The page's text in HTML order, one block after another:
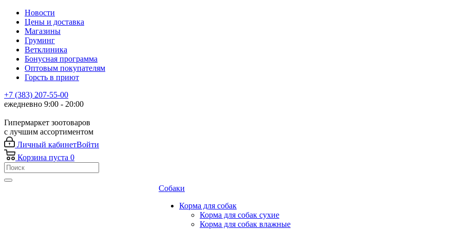
Новости
Цены и доставка
Магазины
Груминг
Ветклиника
Бонусная программа
Оптовым покупателям
Горсть в приют
+7 (383) 207-55-00
ежедневно 9:00 - 20:00
Гипермаркет зоотоваров
с лучшим ассортиментом
Личный кабинетВойти
Корзина пуста 0
Собаки
Корма для собак
Корма для собак сухие
Корма для собак влажные